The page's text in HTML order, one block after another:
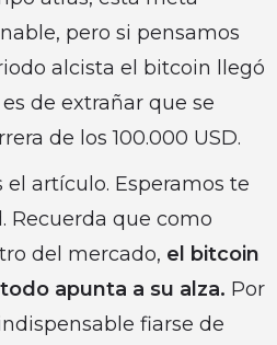
pero si pensamos
alcista el bitcoin llegó
de extrañar que se
de los 100.000 USD.
artículo. Esperamos te
Recuerda que como
del mercado, el bitcoin
apunta a su alza. Por
fiarse de